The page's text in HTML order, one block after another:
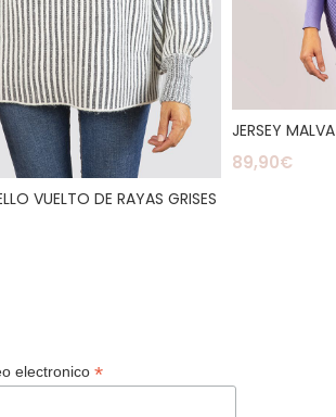
VUELTO DE RAYAS GRISES
JERSEY MALVA
89,90€
electronico *